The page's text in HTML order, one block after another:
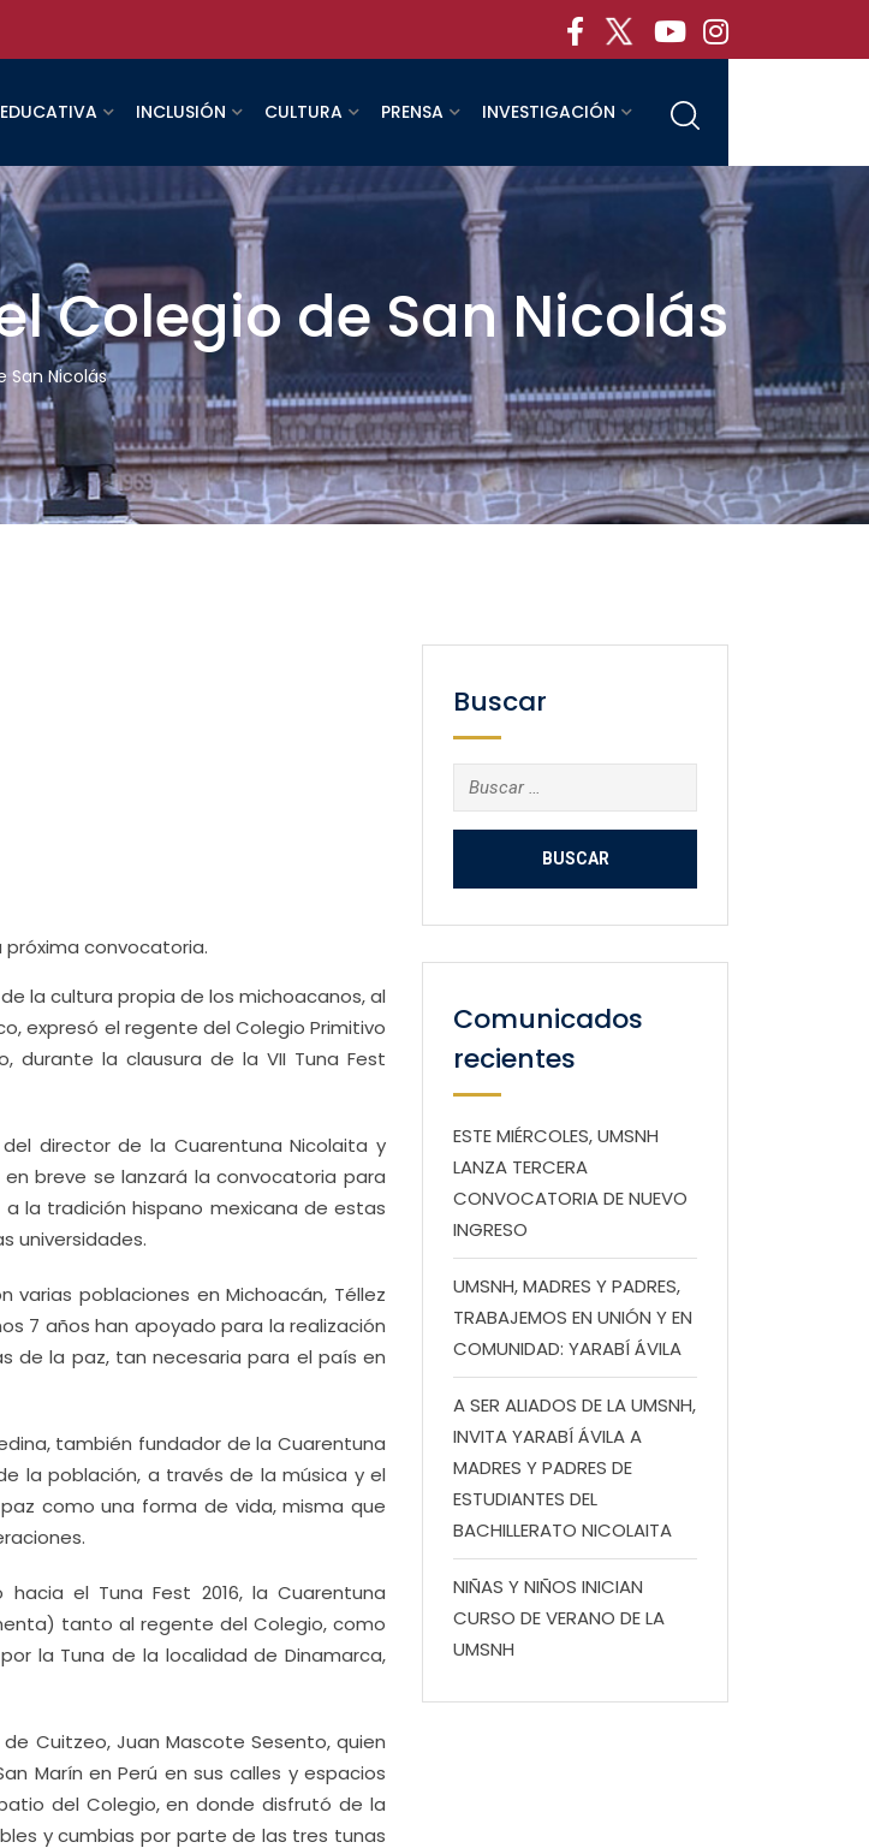
INCLUSIÓN CULTURA PRENSA INVESTIGACIÓN
Colegio de San Nicolás
San Nicolás
próxima convocatoria.
la cultura propia de los michoacanos, al
expresó el regente del Colegio Primitivo
durante la clausura de la VII Tuna Fest
director de la Cuarentuna Nicolaita y
breve se lanzará la convocatoria para
la tradición hispano mexicana de estas
universidades.
poblaciones en Michoacán, Téllez
7 años han apoyado para la realización
de la paz, tan necesaria para el país en
también fundador de la Cuarentuna
la población, a través de la música y el
como una forma de vida, misma que
el Tuna Fest 2016, la Cuarentuna
tanto al regente del Colegio, como
la Tuna de la localidad de Dinamarca,
Cuitzeo, Juan Mascote Sesento, quien
Marín en Perú en sus calles y espacios
del Colegio, en donde disfrutó de la
y cumbias por parte de las tres tunas
Buscar
Buscar:
Comunicados
recientes
ESTE MIÉRCOLES, UMSNH
LANZA TERCERA
CONVOCATORIA DE NUEVO
INGRESO
UMSNH, MADRES Y PADRES,
TRABAJEMOS EN UNIÓN Y EN
COMUNIDAD: YARABÍ ÁVILA
A SER ALIADOS DE LA UMSNH,
INVITA YARABÍ ÁVILA A
MADRES Y PADRES DE
ESTUDIANTES DEL
BACHILLERATO NICOLAITA
NIÑAS Y NIÑOS INICIAN
CURSO DE VERANO DE LA
UMSNH